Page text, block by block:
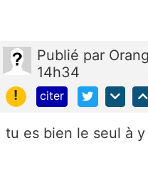
Publié par
14h34
!
citer
tu es bien le seul à